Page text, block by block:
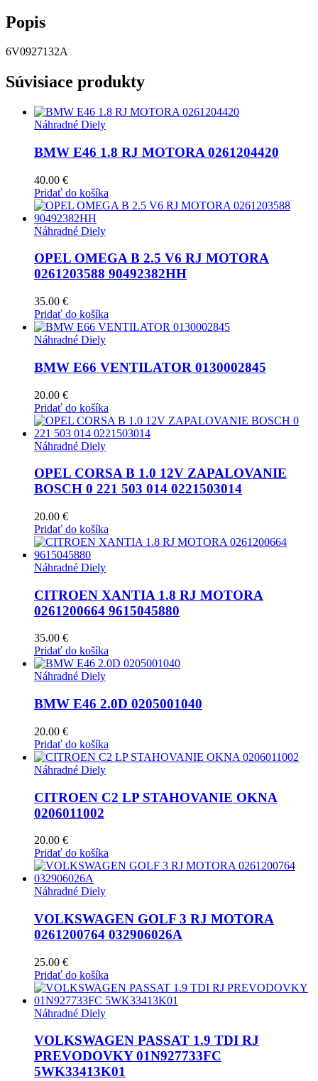
Popis
6V0927132A
Súvisiace produkty
Náhradné Diely
BMW E46 1.8 RJ MOTORA 0261204420
40.00 €
Pridať do košíka
Náhradné Diely
OPEL OMEGA B 2.5 V6 RJ MOTORA
0261203588 90492382HH
35.00 €
Pridať do košíka
Náhradné Diely
BMW E66 VENTILATOR 0130002845
20.00 €
Pridať do košíka
Náhradné Diely
OPEL CORSA B 1.0 12V ZAPALOVANIE
BOSCH 0 221 503 014 0221503014
20.00 €
Pridať do košíka
Náhradné Diely
CITROEN XANTIA 1.8 RJ MOTORA
0261200664 9615045880
35.00 €
Pridať do košíka
Náhradné Diely
BMW E46 2.0D 0205001040
20.00 €
Pridať do košíka
Náhradné Diely
CITROEN C2 LP STAHOVANIE OKNA
0206011002
20.00 €
Pridať do košíka
Náhradné Diely
VOLKSWAGEN GOLF 3 RJ MOTORA
0261200764 032906026A
25.00 €
Pridať do košíka
Náhradné Diely
VOLKSWAGEN PASSAT 1.9 TDI RJ
PREVODOVKY 01N927733FC
5WK33413K01